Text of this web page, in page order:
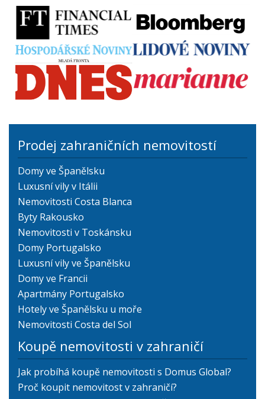
Prodej zahraničních nemovitostí
Domy ve Španělsku
Luxusní vily v Itálii
Nemovitosti Costa Blanca
Byty Rakousko
Nemovitosti v Toskánsku
Domy Portugalsko
Luxusní vily ve Španělsku
Domy ve Francii
Apartmány Portugalsko
Hotely ve Španělsku u moře
Nemovitosti Costa del Sol
Koupě nemovitosti v zahraničí
Jak probíhá koupě nemovitosti s Domus Global?
Proč koupit nemovitost v zahraničí?